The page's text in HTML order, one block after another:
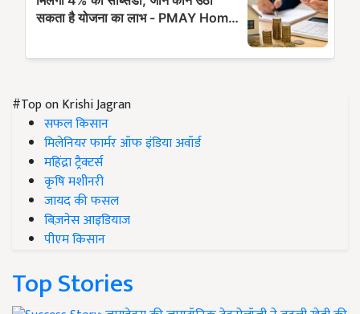
#Top on Krishi Jagran
सफल किसान
मिलेनियर फार्मर ऑफ इंडिया अवॉर्ड
महिंद्रा ट्रैक्टर्स
कृषि मशीनरी
जायद की फसल
बिज़नेस आइडियाज
पीएम किसान
Top Stories